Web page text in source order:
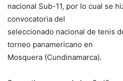
nacional Sub-11, por lo cual se
convocatoria del
seleccionado nacional de tenis
torneo panamericano en
Mosquera (Cundinamarca).